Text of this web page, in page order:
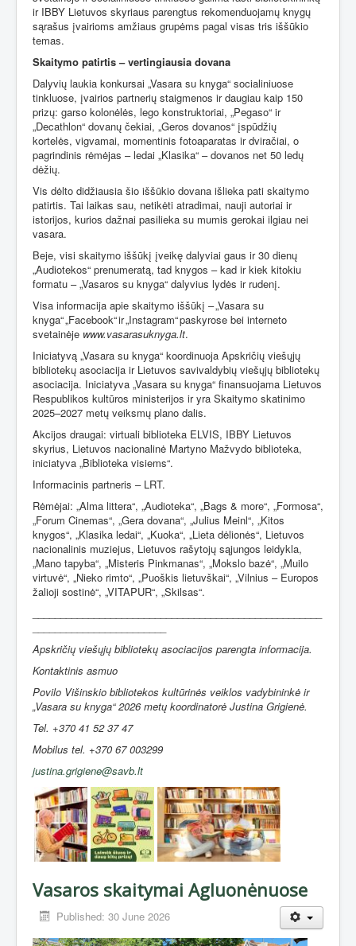
ir IBBY Lietuvos skyriaus parengtus rekomenduojamų knygų
sąrašus įvairioms amžiaus grupėms pagal visas tris iššūkio
temas.
Skaitymo patirtis – vertingiausia dovana
Dalyvių laukia konkursai „Vasara su knyga“ socialiniuose
tinkluose, įvairios partnerių staigmenos ir daugiau kaip 150
prizų: garso kolonėlės, lego konstruktoriai, „Pegaso“ ir
„Decathlon“ dovanų čekiai, „Geros dovanos“ įspūdžių
kortelės, vigvamai, momentinis fotoaparatas ir dviračiai, o
pagrindinis rėmėjas – ledai „Klasika“ – dovanos net 50 ledų
dėžių.
Vis dėlto didžiausia šio iššūkio dovana išlieka pati skaitymo
patirtis. Tai laikas sau, netikėti atradimai, nauji autoriai ir
istorijos, kurios dažnai pasilieka su mumis gerokai ilgiau nei
vasara.
Beje, visi skaitymo iššūkį įveikę dalyviai gaus ir 30 dienų
„Audiotekos“ prenumeratą, tad knygos – kad ir kiek kitokiu
formatu – „Vasaros su knyga“ dalyvius lydės ir rudenį.
Visa informacija apie skaitymo iššūkį – „Vasara su
knyga“ „Facebook“ ir „Instagram“ paskyrose bei interneto
svetainėje www.vasarasuknyga.lt.
Iniciatyvą „Vasara su knyga“ koordinuoja Apskričių viešųjų
bibliotekų asociacija ir Lietuvos savivaldybių viešųjų bibliotekų
asociacija. Iniciatyva „Vasara su knyga“ finansuojama Lietuvos
Respublikos kultūros ministerijos ir yra Skaitymo skatinimo
2025–2027 metų veiksmų plano dalis.
Akcijos draugai: virtuali biblioteka ELVIS, IBBY Lietuvos
skyrius, Lietuvos nacionalinė Martyno Mažvydo biblioteka,
iniciatyva „Biblioteka visiems“.
Informacinis partneris – LRT.
Rėmėjai: „Alma littera“, „Audioteka“, „Bags & more“, „Formosa“,
„Forum Cinemas“, „Gera dovana“, „Julius Meinl“, „Kitos
knygos“, „Klasika ledai“, „Kuoka“, „Lieta dėlionės“, Lietuvos
nacionalinis muziejus, Lietuvos rašytojų sąjungos leidykla,
„Mano tapyba“, „Misteris Pinkmanas“, „Mokslo bazė“, „Muilo
virtuvė“, „Nieko rimto“, „Puoškis lietuvškai“, „Vilnius – Europos
žalioji sostinė“, „VITAPUR“, „Skilsas“.
Apskričių viešųjų bibliotekų asociacijos parengta informacija.
Kontaktinis asmuo
Povilo Višinskio bibliotekos kultūrinės veiklos vadybininkė ir
„Vasara su knyga“ 2026 metų koordinatorė Justina Grigienė.
Tel. +370 41 52 37 47
Mobilus tel. +370 67 003299
justina.grigiene@savb.lt
Vasaros skaitymai Agluonėnuose
Published: 30 June 2026